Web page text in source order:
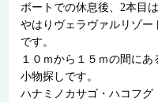
ボートでの休息後、2本目
やはりヴェラヴァルリゾー
です。
１０ｍから１５ｍの間にあ
小物探しです。
ハナミノカサゴ・ハコフグ